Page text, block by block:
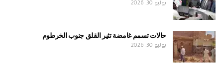
يوليو 30, 2026
حالات تسمم غامضة تثير القلق جنوب الخرطوم
يوليو 30, 2026